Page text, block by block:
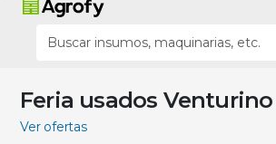
Feria usados Venturino
Ver ofertas